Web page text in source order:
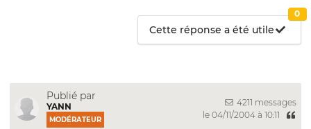
Cette réponse a été utile
0
Publié par
YANN
MODÉRATEUR
4211 messages
le 04/11/2004 à 10:11